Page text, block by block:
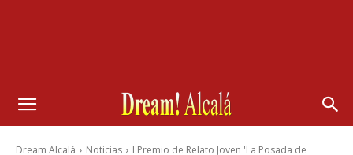
Dream Alcalá Noticias
I Premio de Relato Joven 'La Posada de